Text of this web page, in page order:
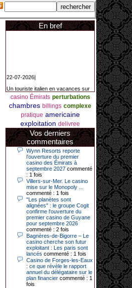
En bref
la Côte d’Azur a remporté un
jackpot exceptionnel de 84.631
euros dans la nuit de samedi à
dimanche au Casino Barrière Le
Croisette à Cannes. Il s’agit d’un
nouveau record de gains de l’année
2026 pour cet établissement.
14-04-2026|
Dimanche 12 avril 2026, cette date
restera gravée dans la mémoire de
ce joueur du casino de Saint-Quay-
Portrieux (Côtes-d’Armor).
Ce quinquagénaire, habitant Plouha
mais souhaitant garder l’anonymat,
a eu l’énorme surprise de décrocher
un jackpot record de 82 426 €.
Le plus gros gain gagné depuis plus
de 20 ans dans l’établissement.
31-03-2026|
Série de jackpots au casino JOA de
Gujan-Mestras : ce mois de mars a
été fructueux pour quelques
casino Émirats perturbations
chambres billings complexe
pratique americaine
exploitation delivree
Vos derniers
commentaires
Wynn Resorts reporte
l’ouverture du premier
casino des Émirats à
septembre 2027 commenté
: 1 fois
Villers-sur-Mer. Le casino
mise sur le Monopoly ...
commenté : 1 fois
"Les planètes sont
alignées" : le groupe Cogit
confirme l'ouverture du
premier casino de Guyane
pour septembre 2026
commenté : 2 fois
Bagnères-de-Bigorre – Le
casino cherche son futur
exploitant : Les paris sont
lancés commenté : 1 fois
Casino de Forges-les-Eaux
: ce que révèle le rapport
annuel du délégataire sur le
plan financier commenté : 1
fois